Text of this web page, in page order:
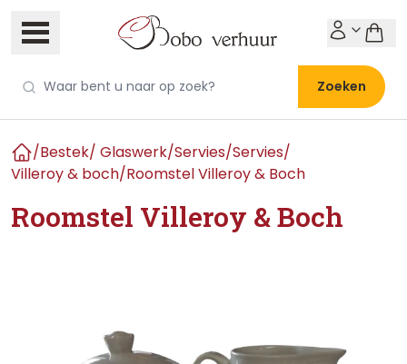
Zoeken
Home
/Bestek/ Glaswerk/Servies/Servies/
Villeroy & boch/Roomstel Villeroy & Boch
Roomstel Villeroy & Boch